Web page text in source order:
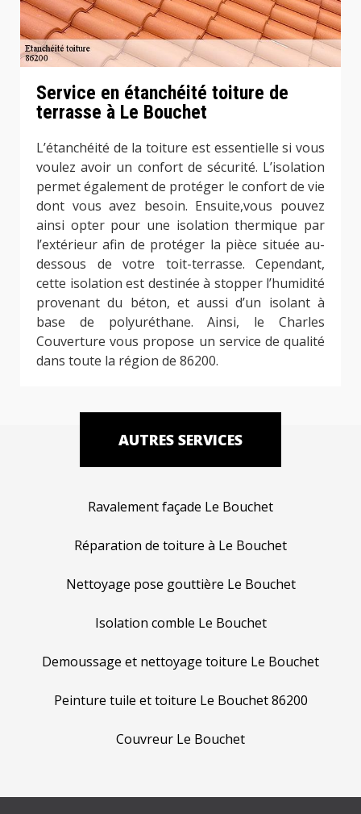
Service en étanchéité toiture de
terrasse à Le Bouchet
L’étanchéité de la toiture est essentielle si vous
voulez avoir un confort de sécurité. L’isolation
permet également de protéger le confort de vie
dont vous avez besoin. Ensuite,vous pouvez
ainsi opter pour une isolation thermique par
l’extérieur afin de protéger la pièce située au-
dessous de votre toit-terrasse. Cependant,
cette isolation est destinée à stopper l’humidité
provenant du béton, et aussi d’un isolant à
base de polyuréthane. Ainsi, le Charles
Couverture vous propose un service de qualité
dans toute la région de 86200.
AUTRES SERVICES
Ravalement façade Le Bouchet
Réparation de toiture à Le Bouchet
Nettoyage pose gouttière Le Bouchet
Isolation comble Le Bouchet
Demoussage et nettoyage toiture Le Bouchet
Peinture tuile et toiture Le Bouchet 86200
Couvreur Le Bouchet